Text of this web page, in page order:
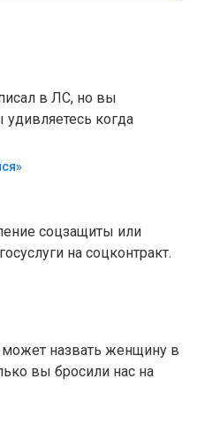
в ЛС, но вы
когда
соцзащиты или
на соцконтракт.
назвать женщину в
вы бросили нас на